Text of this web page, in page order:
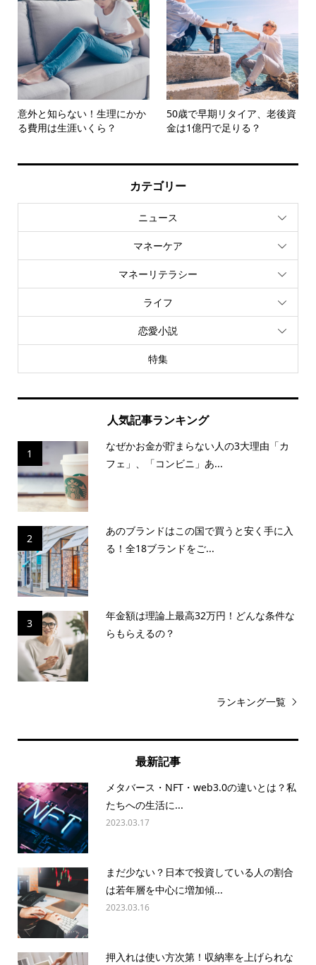
意外と知らない！生理にかか
る費用は生涯いくら？
50歳で早期リタイア、老後資
金は1億円で足りる？
カテゴリー
ニュース
マネーケア
マネーリテラシー
ライフ
恋愛小説
特集
人気記事ランキング
1
なぜかお金が貯まらない人の3大理由「カ
フェ」、「コンビニ」あ...
2
あのブランドはこの国で買うと安く手に入
る！全18ブランドをご...
3
年金額は理論上最高32万円！どんな条件な
らもらえるの？
ランキング一覧
最新記事
メタバース・NFT・web3.0の違いとは？私
たちへの生活に...
2023.03.17
まだ少ない？日本で投資している人の割合
は若年層を中心に増加傾...
2023.03.16
押入れは使い方次第！収納率を上げられな